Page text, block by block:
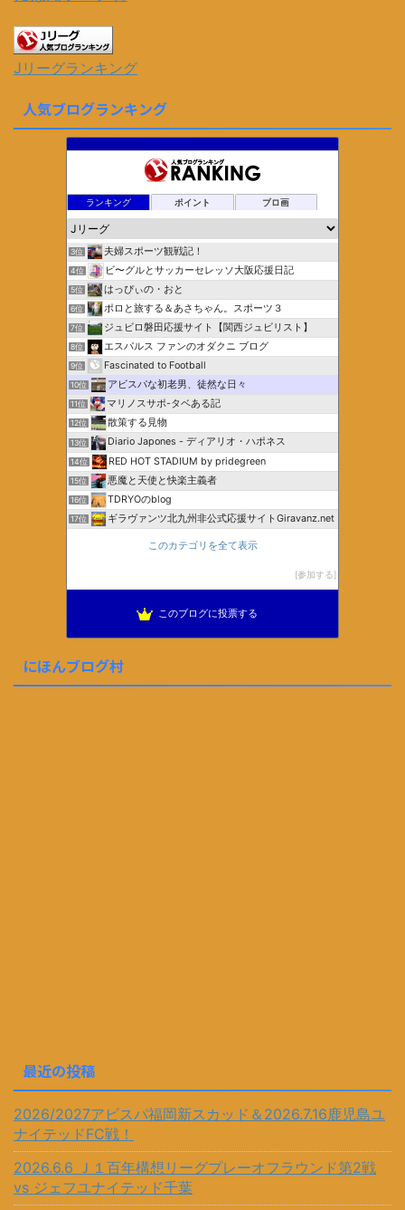
Jリーグランキング
人気ブログランキング
ランキング ポイント ブロ画
3位 夫婦スポーツ観戦記！
4位 ビ〜グルとサッカーセレッソ大阪応援日記
5位 はっぴぃの・おと
6位 ポロと旅する＆あさちゃん。スポーツ３
7位 ジュビロ磐田応援サイト【関西ジュビリスト】
8位 エスパルス ファンのオダクニ ブログ
9位 Fascinated to Football
10位 アビスパな初老男、徒然な日々
11位 マリノスサポ-タベある記
12位 散策する見物
13位 Diario Japones - ディアリオ・ハポネス
14位 RED HOT STADIUM by pridegreen
15位 悪魔と天使と快楽主義者
16位 TDRYOのblog
17位 ギラヴァンツ北九州非公式応援サイトGiravanz.net
このカテゴリを全て表示
参加する
このブログに投票する
にほんブログ村
最近の投稿
2026/2027アビスパ福岡新スカッド＆2026.7.16鹿児島ユ
ナイテッドFC戦！
2026.6.6 Ｊ１百年構想リーグプレーオフラウンド第2戦
vs ジェフユナイテッド千葉